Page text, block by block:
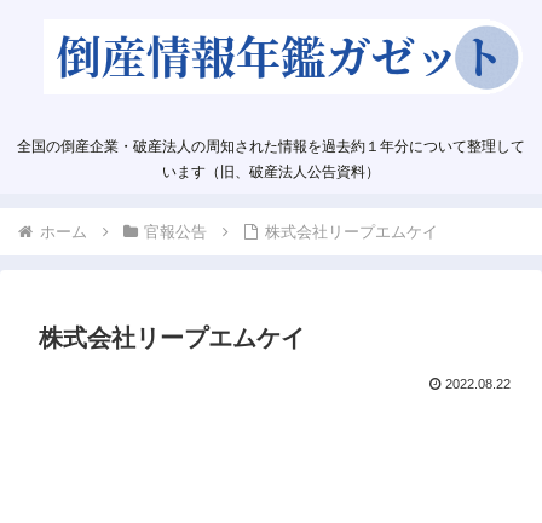
全国の倒産企業・破産法人の周知された情報を過去約１年分について整理して
います（旧、破産法人公告資料）
ホーム 官報公告 株式会社リープエムケイ
株式会社リープエムケイ
2022.08.22